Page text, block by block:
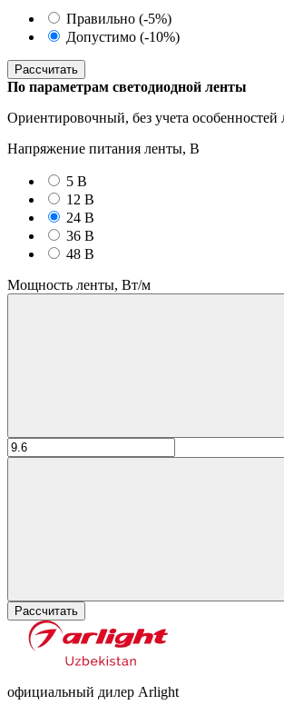
Правильно (-5%)
Допустимо (-10%)
Рассчитать
По параметрам светодиодной ленты
Ориентировочный, без учета особенностей
Напряжение питания ленты, В
5 В
12 В
24 В
36 В
48 В
Мощность ленты, Вт/м
Рассчитать
официальный дилер Arlight